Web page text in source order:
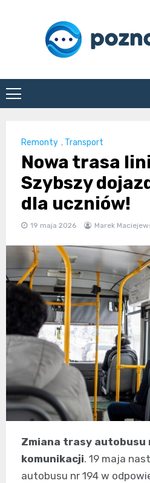
Remonty , Transport
Nowa trasa
Szybszy
dla uczniów!
19 maja 2026 Marek
Zmiana trasy autobusu
komunikacji. 19 maja
autobusu nr 194 w